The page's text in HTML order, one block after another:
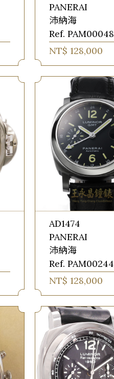
PANERAI
沛納海
Ref. PAM00048
NT$ 128,000
AD1474
PANERAI
沛納海
Ref. PAM00244
NT$ 128,000